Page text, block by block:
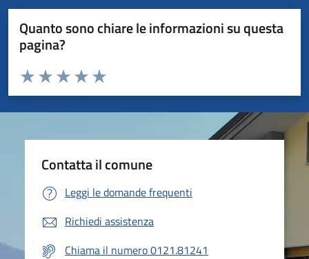
Quanto sono chiare le informazioni su questa
pagina?
Valuta da 1 a 5 stelle la pagina
Valuta 5 stelle su 5
Valuta 4 stelle su 5
Valuta 3 stelle su 5
Valuta 2 stelle su 5
Valuta 1 stelle su 5
Contatta il comune
Leggi le domande frequenti
Richiedi assistenza
Chiama il numero 0121.81241